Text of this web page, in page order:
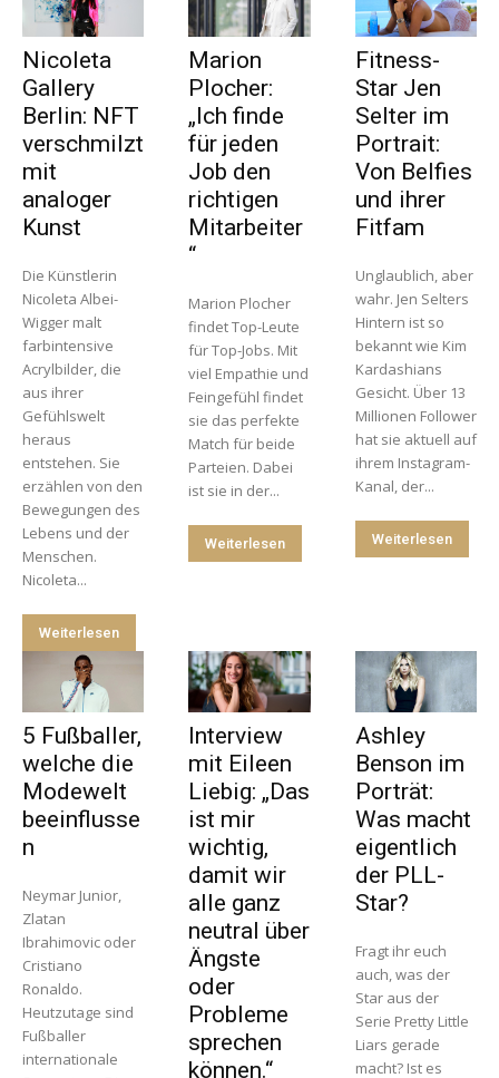
Nicoleta
Gallery
Berlin: NFT
verschmilzt
mit
analoger
Kunst
Die Künstlerin
Nicoleta Albei-
Wigger malt
farbintensive
Acrylbilder, die
aus ihrer
Gefühlswelt
heraus
entstehen. Sie
erzählen von den
Bewegungen des
Lebens und der
Menschen.
Nicoleta...
Weiterlesen
Marion
Plocher:
„Ich finde
für jeden
Job den
richtigen
Mitarbeiter
“
Marion Plocher
findet Top-Leute
für Top-Jobs. Mit
viel Empathie und
Feingefühl findet
sie das perfekte
Match für beide
Parteien. Dabei
ist sie in der...
Weiterlesen
Fitness-
Star Jen
Selter im
Portrait:
Von Belfies
und ihrer
Fitfam
Unglaublich, aber
wahr. Jen Selters
Hintern ist so
bekannt wie Kim
Kardashians
Gesicht. Über 13
Millionen Follower
hat sie aktuell auf
ihrem Instagram-
Kanal, der...
Weiterlesen
5 Fußballer,
welche die
Modewelt
beeinflusse
n
Neymar Junior,
Zlatan
Ibrahimovic oder
Cristiano
Ronaldo.
Heutzutage sind
Fußballer
internationale
Interview
mit Eileen
Liebig: „Das
ist mir
wichtig,
damit wir
alle ganz
neutral über
Ängste
oder
Probleme
sprechen
können.“
Ashley
Benson im
Porträt:
Was macht
eigentlich
der PLL-
Star?
Fragt ihr euch
auch, was der
Star aus der
Serie Pretty Little
Liars gerade
macht? Ist es